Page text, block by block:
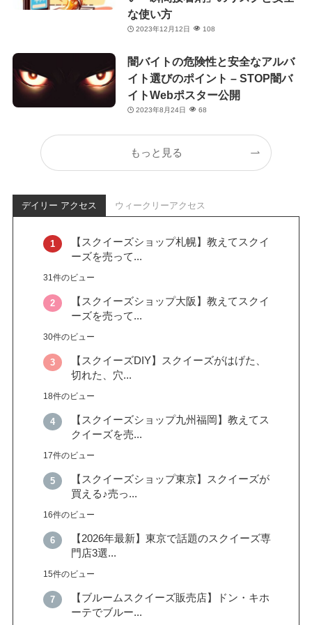
な使い方
2023年12月12日 108
闇バイトの危険性と安全なアルバ
イト選びのポイント – STOP闇バ
イトWebポスター公開
2023年8月24日 68
もっと見る
デイリー アクセス ウィークリーアクセス
【スクイーズショップ札幌】教えてスクイ
ーズを売って...
31件のビュー
【スクイーズショップ大阪】教えてスクイ
ーズを売って...
30件のビュー
【スクイーズDIY】スクイーズがはげた、
切れた、穴...
18件のビュー
【スクイーズショップ九州福岡】教えてス
クイーズを売...
17件のビュー
【スクイーズショップ東京】スクイーズが
買える♪売っ...
16件のビュー
【2026年最新】東京で話題のスクイーズ専
門店3選...
15件のビュー
【ブルームスクイーズ販売店】ドン・キホ
ーテでブルー...